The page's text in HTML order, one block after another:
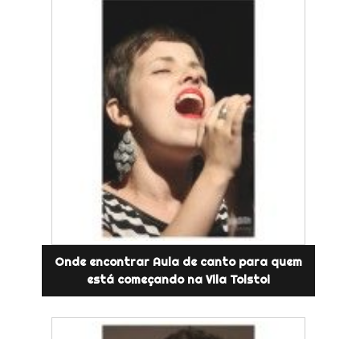
Onde encontrar Aula de canto para quem
está começando na Vila Tolstoi